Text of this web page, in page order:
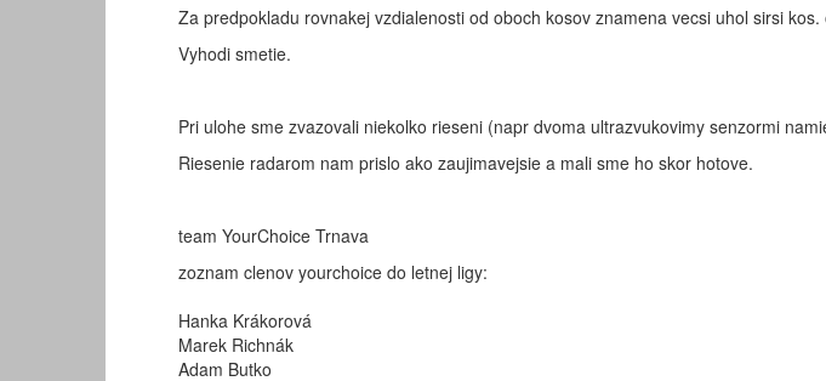
Za predpokladu rovnakej vzdialenosti od oboch kosov znamena vecsi uhol sirsi
Vyhodi smetie.
Pri ulohe sme zvazovali niekolko rieseni (napr dvoma ultrazvukovimy senzormi
Riesenie radarom nam prislo ako zaujimavejsie a mali sme ho skor hotove.
team YourChoice Trnava
zoznam clenov yourchoice do letnej ligy:
Hanka Krákorová
Marek Richnák
Adam Butko